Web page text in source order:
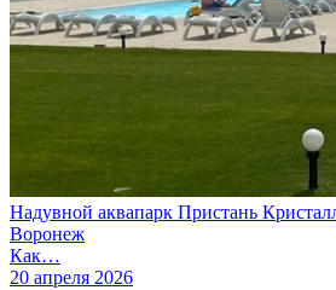
Надувной аквапарк Пристань
Воронеж
Как…
20 апреля 2026